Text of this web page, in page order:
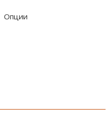
Опцииproduct